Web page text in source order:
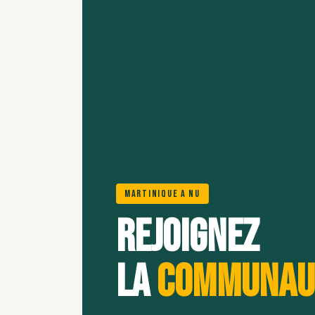
Martinique A Nu
Rejoignez
la